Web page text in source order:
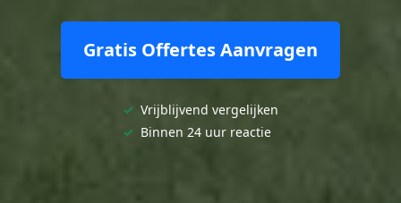
Gratis Offertes Aanvragen
✓ Vrijblijvend vergelijken
✓ Binnen 24 uur reactie